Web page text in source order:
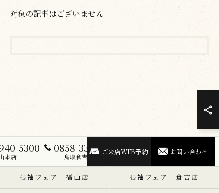
対象の記事はございません
5300
本店
0858-33-5300
鳥取倉吉店
ご来店WEB予約 お問い合わせ
振袖フェア 福山店 振袖フェア 倉吉店